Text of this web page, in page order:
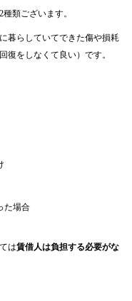
類ございます。
暮らしていてできた傷や損耗
復をしなくて良い）です。
た場合
は賃借人は負担する必要がな